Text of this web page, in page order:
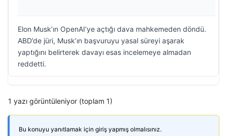
Elon Musk’ın OpenAI’ye açtığı dava mahkemeden döndü.
ABD’de jüri, Musk’ın başvuruyu yasal süreyi aşarak
yaptığını belirterek davayı esas incelemeye almadan
reddetti.
1 yazı görüntüleniyor (toplam 1)
Bu konuyu yanıtlamak için giriş yapmış olmalısınız.